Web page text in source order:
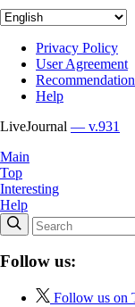
Privacy Policy
User Agreement
Help
LiveJournal — v.931
Main
Top
Interesting
Help
Follow us:
Follow us on